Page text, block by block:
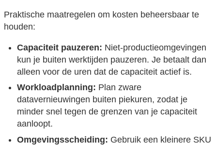
Praktische maatregelen om kosten beheersbaar te
houden:
Capaciteit pauzeren: Niet-productieomgevingen
kun je buiten werktijden pauzeren. Je betaalt dan
alleen voor de uren dat de capaciteit actief is.
Workloadplanning: Plan zware
datavernieuwingen buiten piekuren, zodat je
minder snel tegen de grenzen van je capaciteit
aanloopt.
Omgevingsscheiding: Gebruik een kleinere SKU